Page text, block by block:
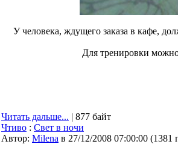
У человека, ждущего заказа в кафе,
Для тренировки
Читать дальше... | 877 байт
Чтиво : Свет в ночи
Автор: Milena в 27/12/2008 07:00:00 (1381